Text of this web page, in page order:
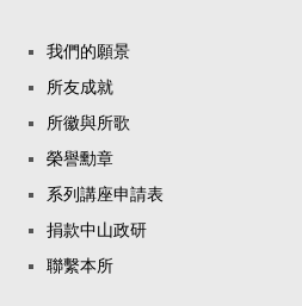
我們的願景
所友成就
所徽與所歌
榮譽勳章
系列講座申請表
捐款中山政研
聯繫本所